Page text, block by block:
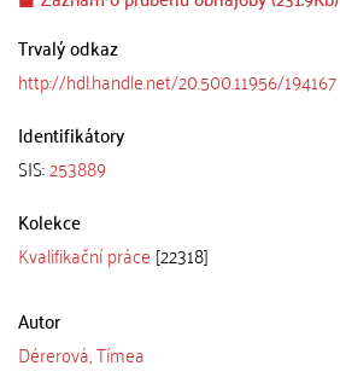
Trvalý odkaz
http://hdl.handle.net/20.500.11956/194167
Identifikátory
SIS:253889
Kolekce
Kvalifikační práce [22318]
Autor
Dérerová, Tímea